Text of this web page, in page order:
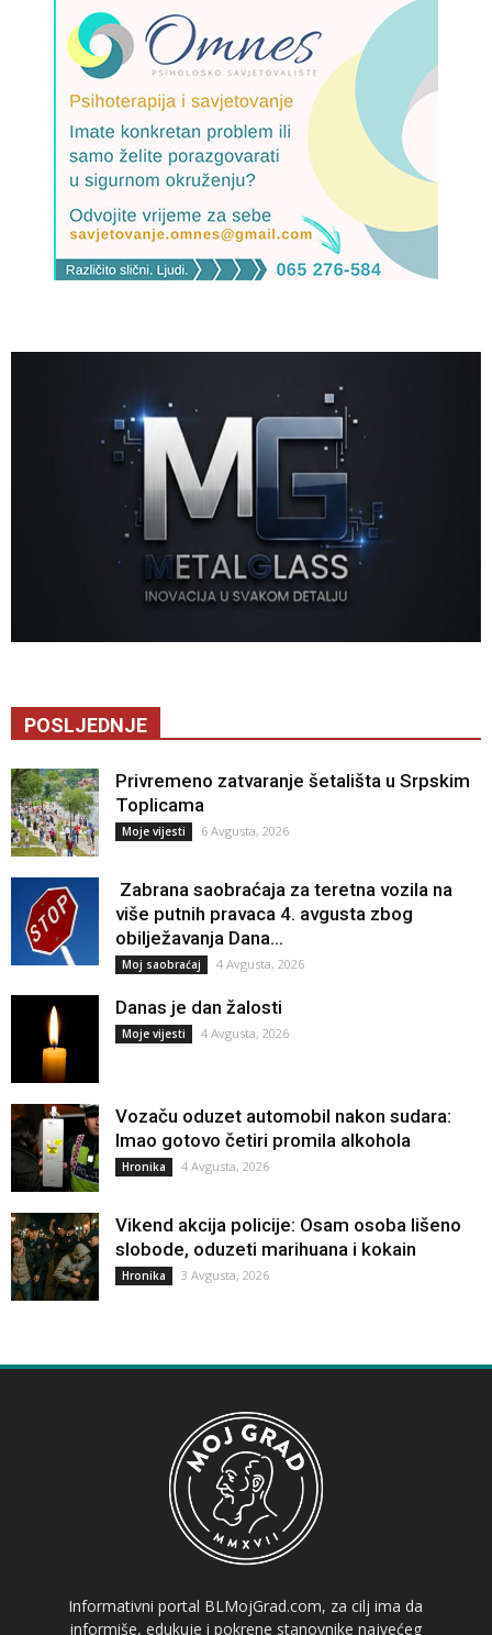
POSLJEDNJE
Privremeno zatvaranje šetališta u Srpskim
Toplicama
Moje vijesti 6 Avgusta, 2026
Zabrana saobraćaja za teretna vozila na
više putnih pravaca 4. avgusta zbog
obilježavanja Dana...
Moj saobraćaj 4 Avgusta, 2026
Danas je dan žalosti
Moje vijesti 4 Avgusta, 2026
Vozaču oduzet automobil nakon sudara:
Imao gotovo četiri promila alkohola
Hronika 4 Avgusta, 2026
Vikend akcija policije: Osam osoba lišeno
slobode, oduzeti marihuana i kokain
Hronika 3 Avgusta, 2026
Informativni portal BLMojGrad.com, za cilj ima da
informiše, edukuje i pokrene stanovnike najvećeg